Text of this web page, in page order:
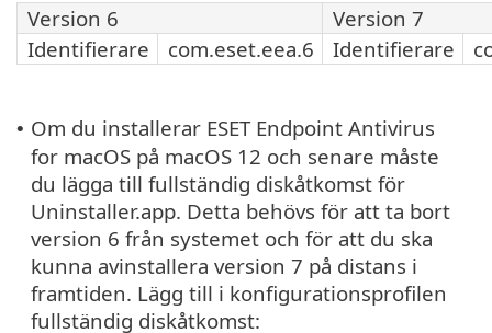
Version 6
Version 7
Identifierare
com.eset.eea.6 Identifierare
• Om du installerar ESET Endpoint Antivirus
for macOS på macOS 12 och senare måste
du lägga till fullständig diskåtkomst för
Uninstaller.app. Detta behövs för att ta bort
version 6 från systemet och för att du ska
kunna avinstallera version 7 på distans i
framtiden. Lägg till i konfigurationsprofilen
fullständig diskåtkomst: